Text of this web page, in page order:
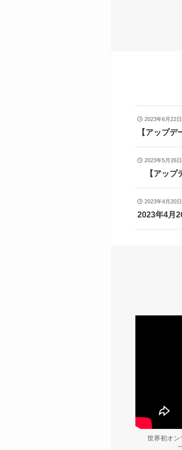
2023年6月22日
【アップ
2023年5月26日
【アップ
2023年4月20日
2023年4月
世界初オン